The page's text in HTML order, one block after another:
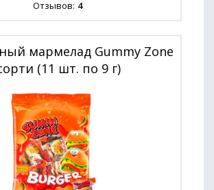
Отзывов: 4
мармелад Gummy Zone
(11 шт. по 9 г)